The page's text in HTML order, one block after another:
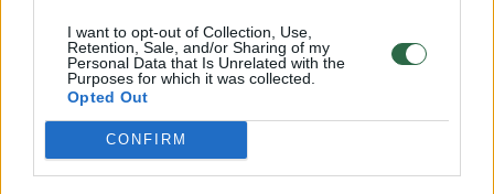
I want to opt-out of Collection, Use,
Retention, Sale, and/or Sharing of my
Personal Data that Is Unrelated with the
Purposes for which it was collected.
Opted Out
CONFIRM
Irkluotojos Donata Karalienė ir Dovilė
Rimkutė: Porinę dvivietę valtį irkluojantis
duetas svarbiausiose metų varžybose dukart
pasipuošė sidabro medaliais –